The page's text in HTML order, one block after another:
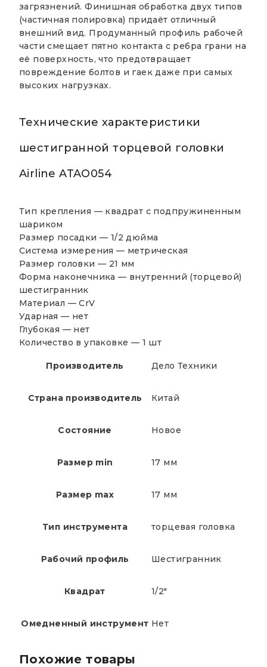
загрязнений. Финишная обработка двух типов
(частичная полировка) придаёт отличный
внешний вид. Продуманный профиль рабочей
части смещает пятно контакта с ребра грани на
её поверхность, что предотвращает
повреждение болтов и гаек даже при самых
высоких нагрузках.
Технические характеристики
шестигранной торцевой головки
Airline ATAO054
Тип крепления — квадрат с подпружиненным
шариком
Размер посадки — 1/2 дюйма
Система измерения — метрическая
Размер головки — 21 мм
Форма наконечника — внутренний (торцевой)
шестигранник
Материал — CrV
Ударная — нет
Глубокая — нет
Количество в упаковке — 1 шт
Производитель Дело Техники
Страна производитель Китай
Состояние Новое
Размер min 17 мм
Размер max 17 мм
Тип инструмента торцевая головка
Рабочий профиль Шестигранник
Квадрат 1/2"
Омедненный инструмент Нет
Похожие товары